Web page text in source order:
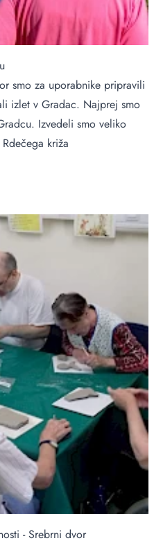
smo za uporabnike pripravili
izlet v Gradac. Najprej smo
Izvedeli smo veliko
križa
- Srebrni dvor